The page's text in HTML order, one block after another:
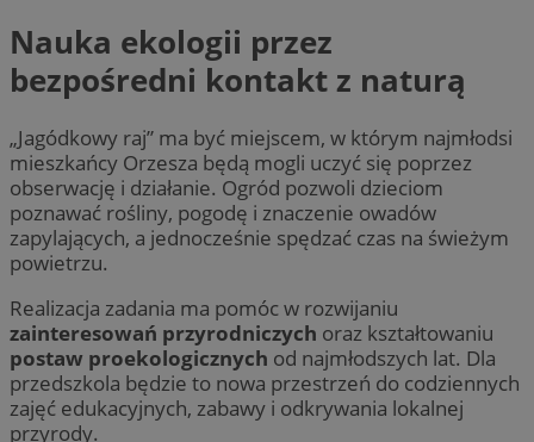
Nauka ekologii przez
bezpośredni kontakt z naturą
„Jagódkowy raj” ma być miejscem, w którym najmłodsi
mieszkańcy Orzesza będą mogli uczyć się poprzez
obserwację i działanie. Ogród pozwoli dzieciom
poznawać rośliny, pogodę i znaczenie owadów
zapylających, a jednocześnie spędzać czas na świeżym
powietrzu.
Realizacja zadania ma pomóc w rozwijaniu
zainteresowań przyrodniczych oraz kształtowaniu
postaw proekologicznych od najmłodszych lat. Dla
przedszkola będzie to nowa przestrzeń do codziennych
zajęć edukacyjnych, zabawy i odkrywania lokalnej
przyrody.